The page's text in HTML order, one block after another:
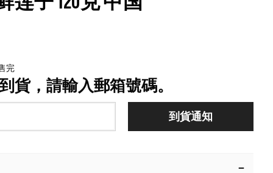
完
貨，請輸入郵箱號碼。
到貨通知